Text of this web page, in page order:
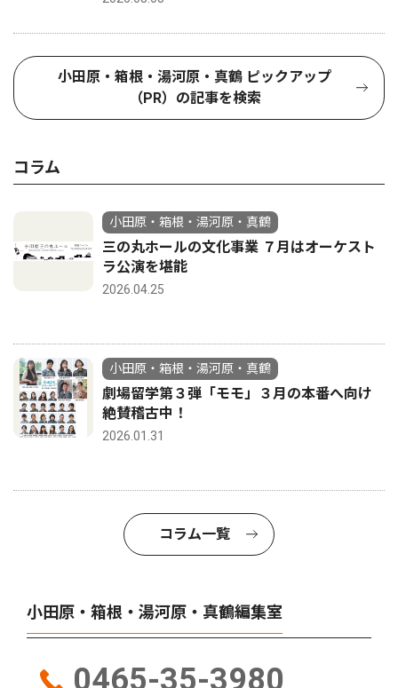
小田原・箱根・湯河原・真鶴 ピックアップ
（PR）の記事を検索
コラム
小田原・箱根・湯河原・真鶴
三の丸ホールの文化事業 ７月はオーケスト
ラ公演を堪能
2026.04.25
小田原・箱根・湯河原・真鶴
劇場留学第３弾「モモ」３月の本番へ向け
絶賛稽古中！
2026.01.31
コラム一覧
小田原・箱根・湯河原・真鶴編集室
0465-35-3980